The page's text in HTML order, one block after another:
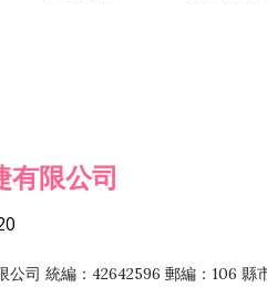
菸酒批發業 F203020 菸酒零售業
有限公司
公司 統編：42642596 郵編：106